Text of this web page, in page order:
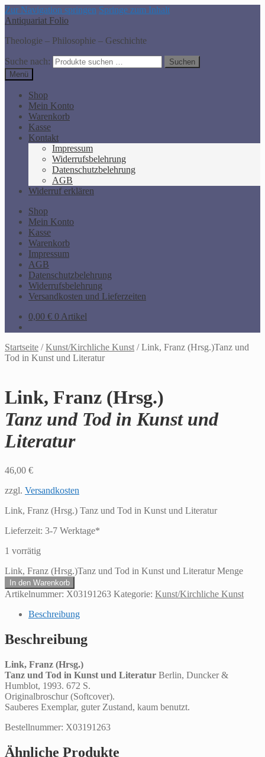
Zur Navigation springen Springe zum Inhalt
Antiquariat Folio
Theologie – Philosophie – Geschichte
Suche nach:
Suchen
Menü
Shop
Mein Konto
Warenkorb
Kasse
Kontakt
Impressum
Widerrufsbelehrung
Datenschutzbelehrung
AGB
Widerruf erklären
Shop
Mein Konto
Kasse
Warenkorb
Impressum
AGB
Datenschutzbelehrung
Widerrufsbelehrung
Versandkosten und Lieferzeiten
0,00 € 0 Artikel
Startseite /Kunst/Kirchliche Kunst /Link, Franz (Hrsg.)Tanz und
Tod in Kunst und Literatur
Link, Franz (Hrsg.)
Tanz und Tod in Kunst und
Literatur
46,00 €
zzgl. Versandkosten
Link, Franz (Hrsg.) Tanz und Tod in Kunst und Literatur
Lieferzeit: 3-7 Werktage*
1 vorrätig
Link, Franz (Hrsg.)Tanz und Tod in Kunst und Literatur Menge
In den Warenkorb
Artikelnummer: X03191263 Kategorie: Kunst/Kirchliche Kunst
Beschreibung
Beschreibung
Link, Franz (Hrsg.)
Tanz und Tod in Kunst und Literatur Berlin, Duncker &
Humblot, 1993. 672 S.
Originalbroschur (Softcover).
Sauberes Exemplar, guter Zustand, kaum benutzt.
Bestellnummer: X03191263
Ähnliche Produkte